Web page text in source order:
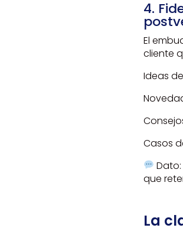
4.
El
cliente
Ideas
Casos
que
La